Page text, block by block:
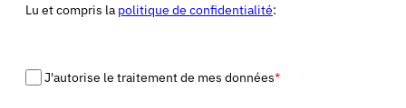
Lu et compris la politique de confidentialité:
J'autorise le traitement de mes données*